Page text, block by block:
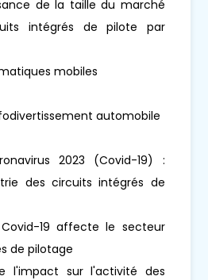
de la taille du marché
intégrés de pilote par
mobiles
automobile
2023 (Covid-19) :
des circuits intégrés de
Covid-19 affecte le secteur
de pilotage
l'impact sur l'activité des